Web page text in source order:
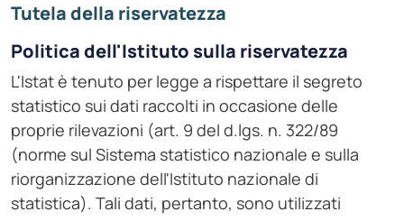
Tutela della riservatezza
Politica dell'Istituto sulla riservatezza
L'Istat è tenuto per legge a rispettare il segreto
statistico sui dati raccolti in occasione delle
proprie rilevazioni (art. 9 del d.lgs. n. 322/89
(norme sul Sistema statistico nazionale e sulla
riorganizzazione dell'Istituto nazionale di
statistica). Tali dati, pertanto, sono utilizzati